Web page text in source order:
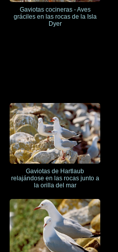
Gaviotas cocineras - Aves
gráciles en las rocas de la Isla
Dyer
Gaviotas de Hartlaub
relajándose en las rocas junto a
la orilla del mar